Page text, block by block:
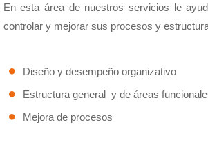
En esta área de nuestros servicios le
controlar y mejorar sus procesos y
Diseño y desempeño organizativo
Estructura general y de áreas
Mejora de procesos